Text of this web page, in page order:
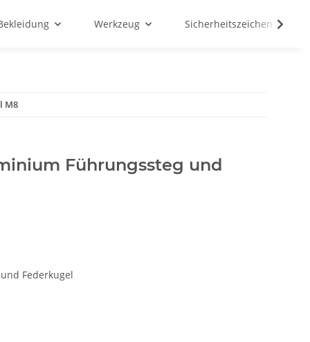
Werkzeug Sicherheitszeichen &
M8
Führungssteg und
Federkugel